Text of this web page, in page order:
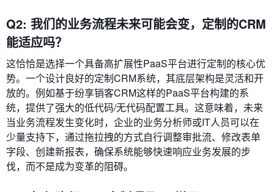
Q2: 我们的业务流程未来可能会变，定制的CRM
能适应吗？
这恰恰是选择一个具备高扩展性PaaS平台进行定制的核心优
势。一个设计良好的定制CRM系统，其底层架构是灵活和开
放的。例如基于纷享销客CRM这样的PaaS平台构建的系
统，提供了强大的低代码/无代码配置工具。这意味着，未来
当业务流程发生变化时，企业的业务分析师或IT人员可以在
少量支持下，通过拖拉拽的方式自行调整审批流、修改表单
字段、创建新报表，确保系统能够快速响应业务发展的步
伐，而不是成为变革的阻碍。